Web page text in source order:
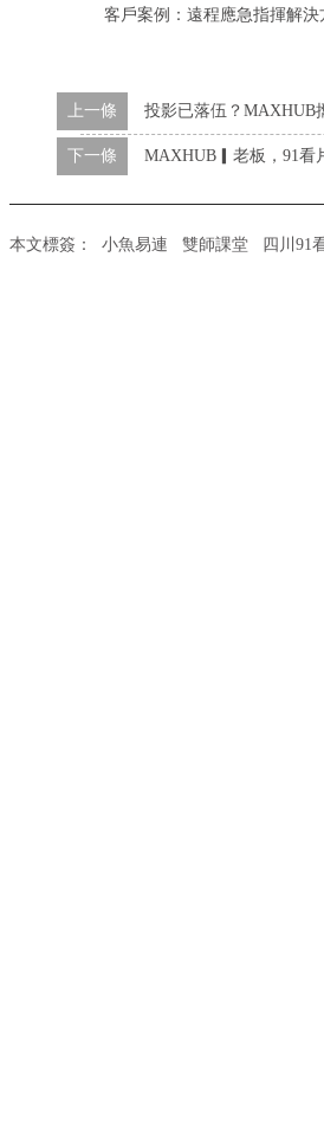
客戶案例：遠程應急指揮解決
上一條 投影已落伍？MAXHUB
下一條 MAXHUB▎老板，91看
本文標簽： 小魚易連 雙師課堂 四川91